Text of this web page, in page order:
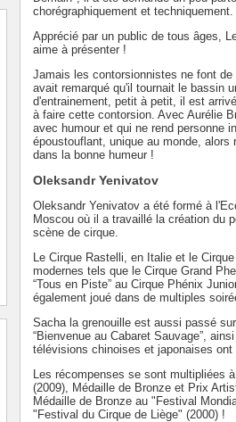
chorégraphiquement et techniquement.
Apprécié par un public de tous âges,
aime à présenter !
Jamais les contorsionnistes ne font
avait remarqué qu'il tournait le bassin
d'entrainement, petit à petit, il est
à faire cette contorsion. Avec Aurélie
avec humour et qui ne rend personne
époustouflant, unique au monde,
dans la bonne humeur !
Oleksandr Yenivatov
Oleksandr Yenivatov a été formé à
Moscou où il a travaillé la création du
scène de cirque.
Le Cirque Rastelli, en Italie et le
modernes tels que le Cirque Grand
“Tous en Piste” au Cirque Phénix
également joué dans de multiples
Sacha la grenouille est aussi passé
“Bienvenue au Cabaret Sauvage”,
télévisions chinoises et japonaises
Les récompenses se sont multipliées
(2009), Médaille de Bronze et Prix
Médaille de Bronze au "Festival
"Festival du Cirque de Liège" (2000) !